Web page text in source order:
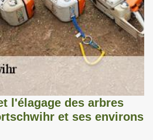
l'élagage des arbres
et ses environs